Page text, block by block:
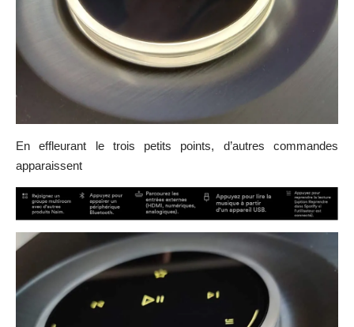
En effleurant le trois petits points, d’autres commandes
apparaissent